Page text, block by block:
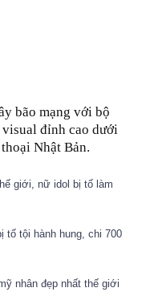
bão mạng với bộ
đỉnh cao dưới
Nhật Bản.
giới, nữ idol bị tố làm
tố tội hành hung, chi 700
nhân đẹp nhất thế giới